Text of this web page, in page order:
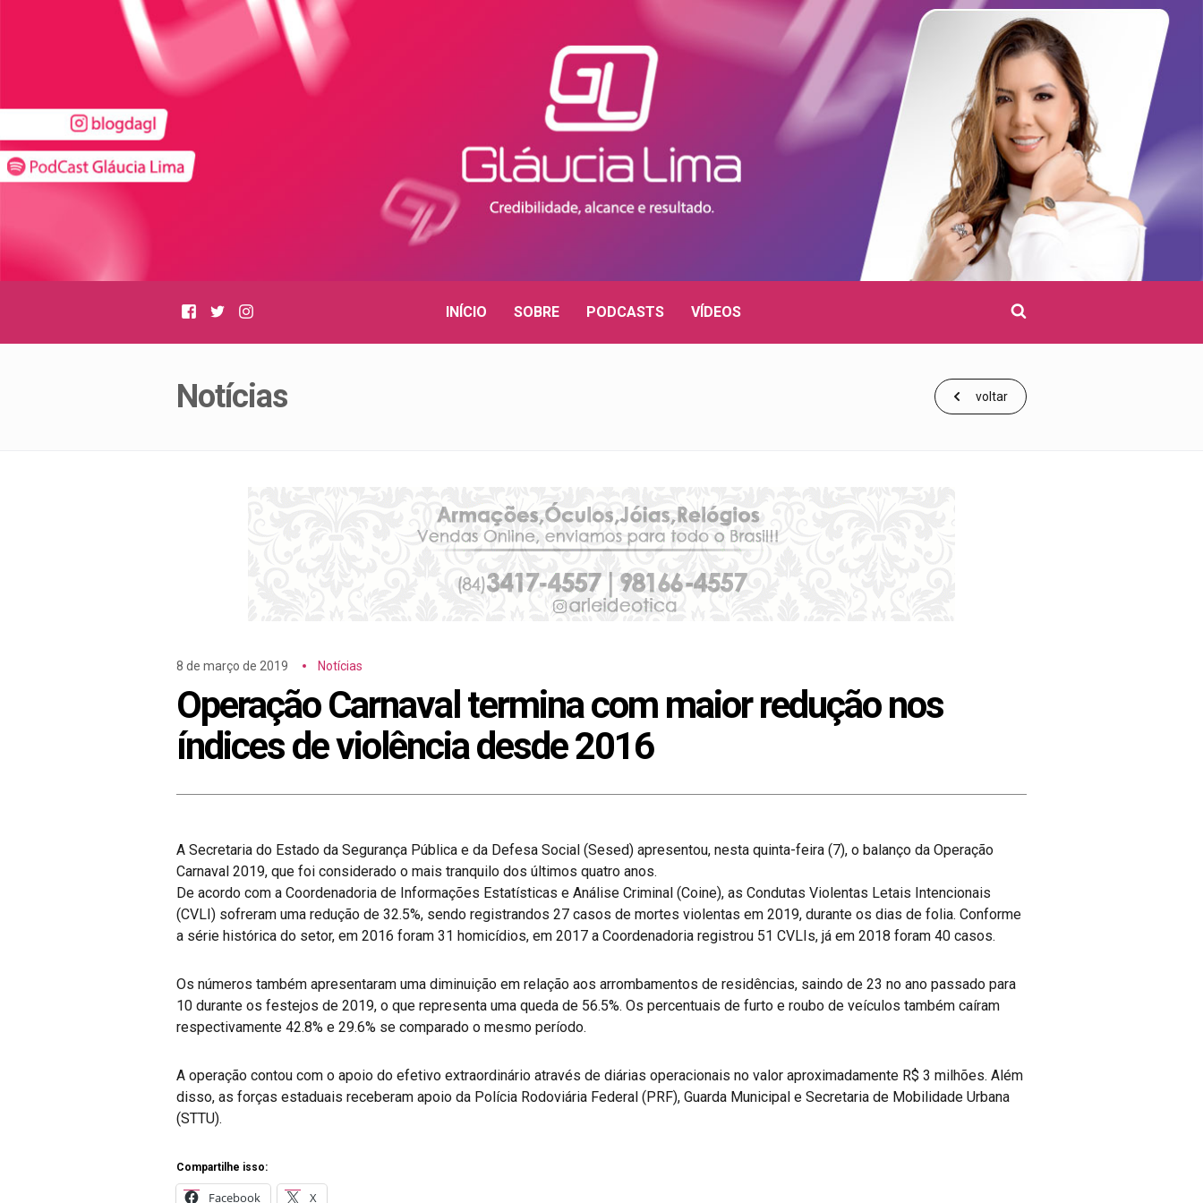
Facebook
Twitter
pesquisar
INÍCIO SOBRE PODCASTS VÍDEOS
Notícias voltar
8 de março de 2019 Notícias
Operação Carnaval termina com maior redução nos
índices de violência desde 2016
A Secretaria do Estado da Segurança Pública e da Defesa Social (Sesed) apresentou, nesta quinta-feira (7), o balanço da Operação
Carnaval 2019, que foi considerado o mais tranquilo dos últimos quatro anos.
De acordo com a Coordenadoria de Informações Estatísticas e Análise Criminal (Coine), as Condutas Violentas Letais Intencionais
(CVLI) sofreram uma redução de 32.5%, sendo registrandos 27 casos de mortes violentas em 2019, durante os dias de folia. Conforme
a série histórica do setor, em 2016 foram 31 homicídios, em 2017 a Coordenadoria registrou 51 CVLIs, já em 2018 foram 40 casos.
Os números também apresentaram uma diminuição em relação aos arrombamentos de residências, saindo de 23 no ano passado para
10 durante os festejos de 2019, o que representa uma queda de 56.5%. Os percentuais de furto e roubo de veículos também caíram
respectivamente 42.8% e 29.6% se comparado o mesmo período.
A operação contou com o apoio do efetivo extraordinário através de diárias operacionais no valor aproximadamente R$ 3 milhões. Além
disso, as forças estaduais receberam apoio da Polícia Rodoviária Federal (PRF), Guarda Municipal e Secretaria de Mobilidade Urbana
(STTU).
Compartilhe isso:
Facebook X